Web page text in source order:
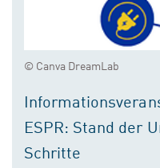
© Canva DreamLab
ESPR: Stand der
Schritte